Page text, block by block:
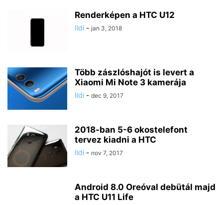
Renderképen a HTC U12
Ildi - jan 3, 2018
Több zászlóshajót is levert a
Xiaomi Mi Note 3 kamerája
Ildi - dec 9, 2017
2018-ban 5-6 okostelefont
tervez kiadni a HTC
Ildi - nov 7, 2017
Android 8.0 Oreóval debütál majd
a HTC U11 Life